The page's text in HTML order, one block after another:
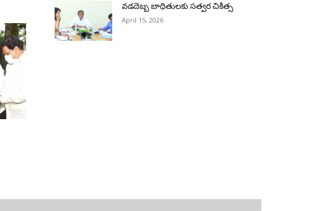
వడదెబ్బ బాధితులకు సత్వర చికిత్స
April 15, 2026